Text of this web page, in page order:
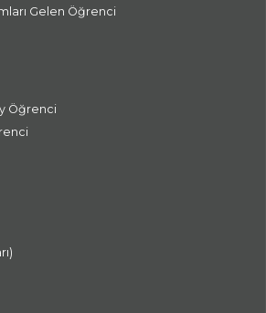
Gelen Öğrenci
Öğrenci